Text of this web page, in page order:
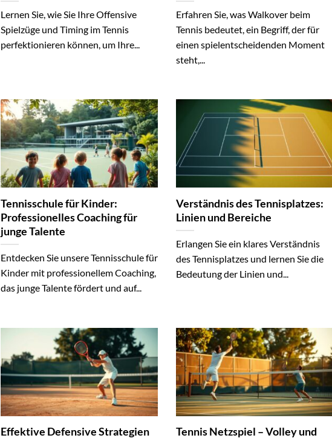
Lernen Sie, wie Sie Ihre Offensive
Spielzüge und Timing im Tennis
perfektionieren können, um Ihre...
Erfahren Sie, was Walkover beim
Tennis bedeutet, ein Begriff, der für
einen spielentscheidenden Moment
steht,...
Tennisschule für Kinder:
Professionelles Coaching für
junge Talente
Entdecken Sie unsere Tennisschule für
Kinder mit professionellem Coaching,
das junge Talente fördert und auf...
Verständnis des Tennisplatzes:
Linien und Bereiche
Erlangen Sie ein klares Verständnis
des Tennisplatzes und lernen Sie die
Bedeutung der Linien und...
Effektive Defensive Strategien
Tennis Netzspiel – Volley und